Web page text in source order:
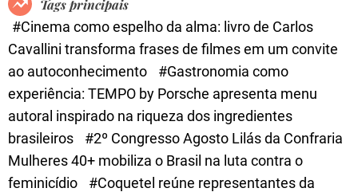
e
Tags principais
#Cinema como espelho da alma: livro de Carlos
Cavallini transforma frases de filmes em um convite
ao autoconhecimento
#Gastronomia como
experiência: TEMPO by Porsche apresenta menu
autoral inspirado na riqueza dos ingredientes
brasileiros
#2º Congresso Agosto Lilás da Confraria
Mulheres 40+ mobiliza o Brasil na luta contra o
feminicídio
#Coquetel reúne representantes da